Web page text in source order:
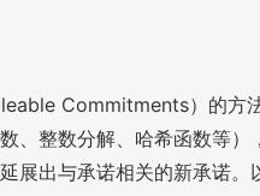
Commitments）的方
、整数分解、哈希函数等）
展出与承诺相关的新承诺。